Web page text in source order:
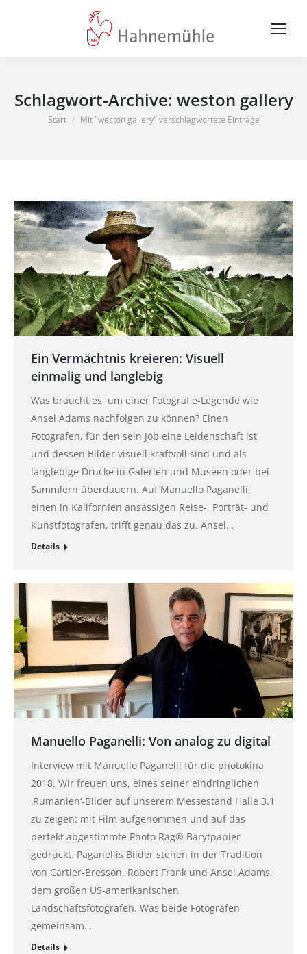
Schlagwort-Archive: weston gallery
Sie befinden sich hier:
Start Mit "weston gallery" verschlagwortete Einträge
Ein Vermächtnis kreieren: Visuell
einmalig und langlebig
Was braucht es, um einer Fotografie-Legende wie
Ansel Adams nachfolgen zu können? Einen
Fotografen, für den sein Job eine Leidenschaft ist
und dessen Bilder visuell kraftvoll sind und als
langlebige Drucke in Galerien und Museen oder bei
Sammlern überdauern. Auf Manuello Paganelli,
einen in Kalifornien ansässigen Reise-, Porträt- und
Kunstfotografen, trifft genau das zu. Ansel…
Details
Manuello Paganelli: Von analog zu digital
Interview mit Manuello Paganelli für die photokina
2018. Wir freuen uns, eines seiner eindringlichen
‚Rumänien‘-Bilder auf unserem Messestand Halle 3.1
zu zeigen: mit Film aufgenommen und auf das
perfekt abgestimmte Photo Rag® Barytpapier
gedruckt. Paganellis Bilder stehen in der Tradition
von Cartier-Bresson, Robert Frank und Ansel Adams,
dem großen US-amerikanischen
Landschaftsfotografen. Was beide Fotografen
gemeinsam…
Details